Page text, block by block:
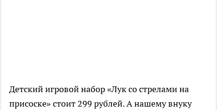
Детский игровой набор «Лук со стрелами на
присоске» стоит 299 рублей. А нашему внуку